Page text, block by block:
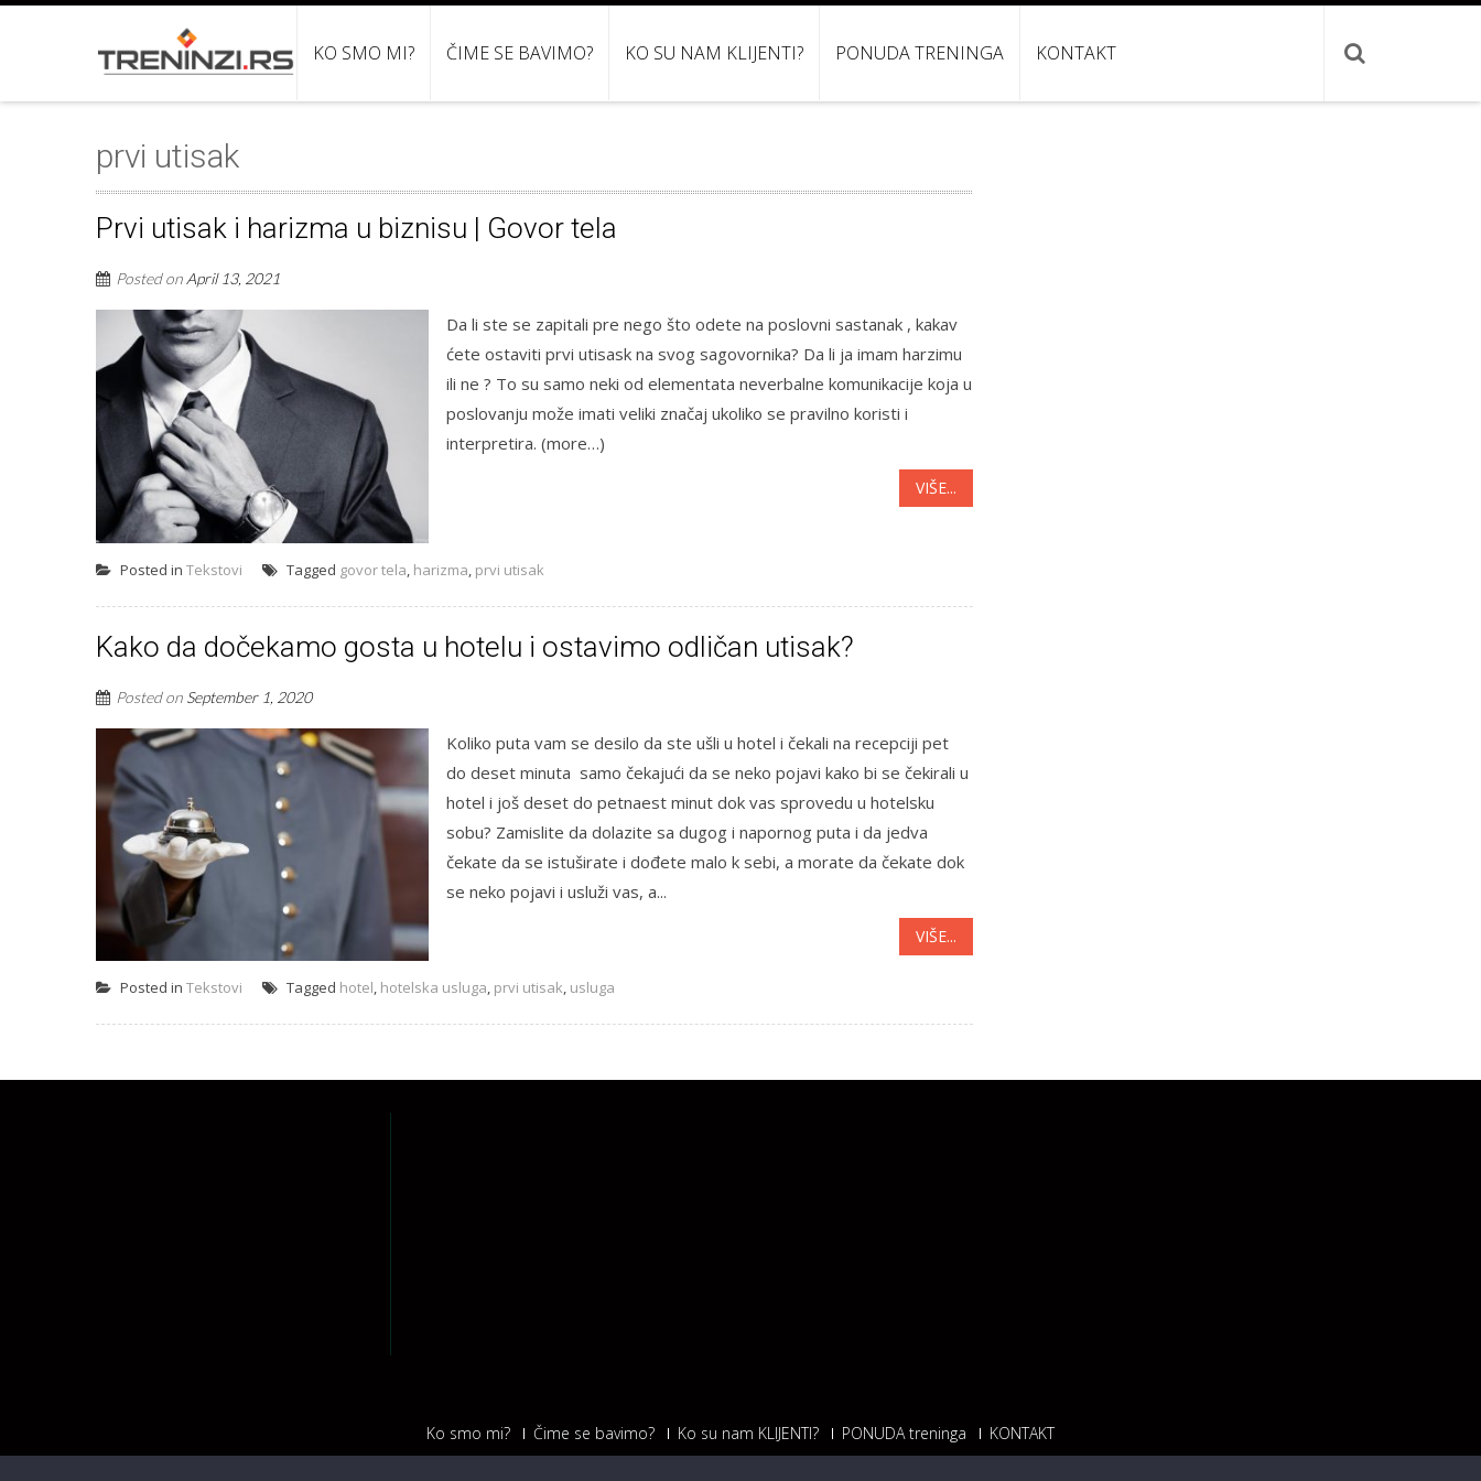
KO SMO MI? ČIME SE BAVIMO? KO SU NAM KLIJENTI? PONUDA TRENINGA KONTAKT
prvi utisak
Prvi utisak i harizma u biznisu | Govor tela
Posted on April 13, 2021
Da li ste se zapitali pre nego što odete na poslovni sastanak , kakav
ćete ostaviti prvi utisask na svog sagovornika? Da li ja imam harzimu
ili ne ? To su samo neki od elementata neverbalne komunikacije koja u
poslovanju može imati veliki značaj ukoliko se pravilno koristi i
interpretira. (more…)
VIŠE...
Posted in Tekstovi Tagged govor tela, harizma, prvi utisak
Kako da dočekamo gosta u hotelu i ostavimo odličan utisak?
Posted on September 1, 2020
Koliko puta vam se desilo da ste ušli u hotel i čekali na recepciji pet
do deset minuta samo čekajući da se neko pojavi kako bi se čekirali u
hotel i još deset do petnaest minut dok vas sprovedu u hotelsku
sobu? Zamislite da dolazite sa dugog i napornog puta i da jedva
čekate da se istuširate i dođete malo k sebi, a morate da čekate dok
se neko pojavi i usluži vas, a...
VIŠE...
Posted in Tekstovi Tagged hotel, hotelska usluga, prvi utisak, usluga
Ko smo mi? Čime se bavimo? Ko su nam KLIJENTI? PONUDA treninga KONTAKT